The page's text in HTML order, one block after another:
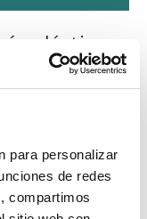
para personalizar
de redes
compartimos
plástica
JAVIER